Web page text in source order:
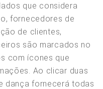
que considera
fornecedores de
de clientes,
são marcados no
com ícones que
Ao clicar duas
dança fornecerá todas